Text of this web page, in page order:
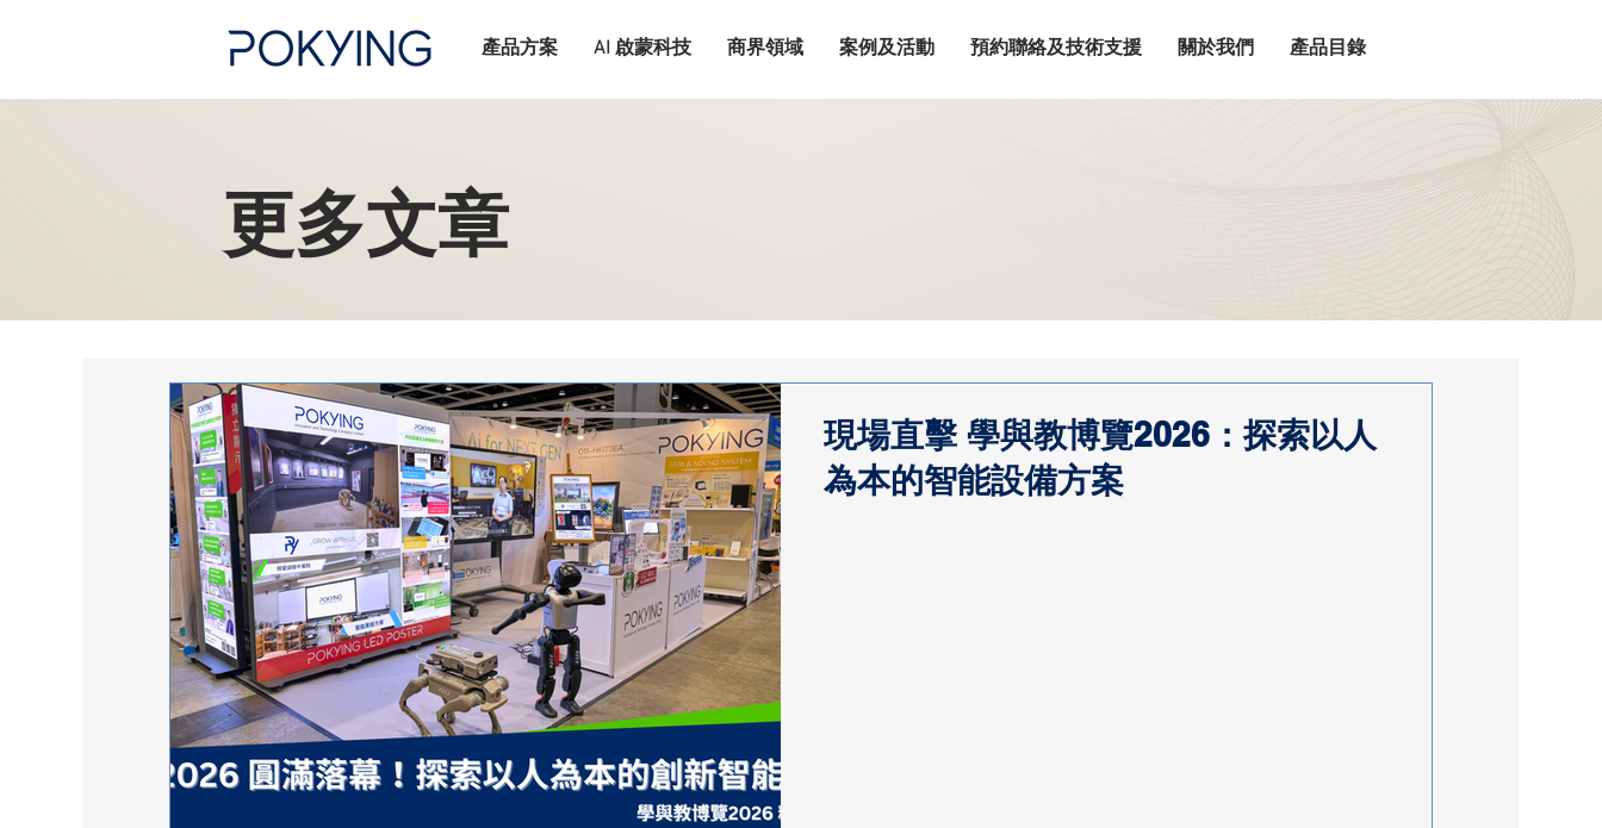
產品方案 AI 啟蒙科技 商界領域 案例及活動 預約聯絡及技術支援 關於我們 產品目錄
​更多文章
現場直擊 學與教博覽2026：探索以人
為本的智能設備方案